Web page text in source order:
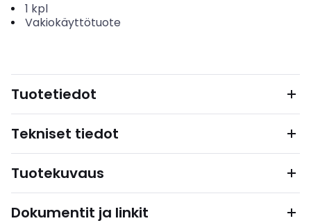
1 kpl
Vakiokäyttötuote
Tuotetiedot
Tekniset tiedot
Tuotekuvaus
Dokumentit ja linkit